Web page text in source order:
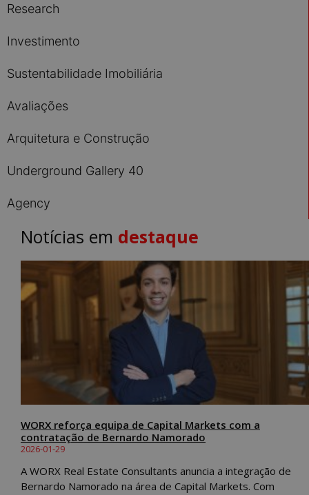
Research
Investimento
Sustentabilidade Imobiliária
Avaliações
Arquitetura e Construção
Underground Gallery 40
Agency
Notícias em destaque
WORX reforça equipa de Capital Markets com a
contratação de Bernardo Namorado
2026-01-29
A WORX Real Estate Consultants anuncia a integração de
Bernardo Namorado na área de Capital Markets. Com